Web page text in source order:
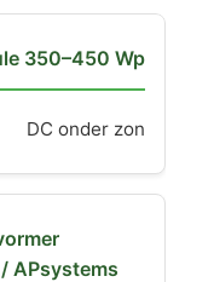
350–450 Wp
DC onder zon
APsystems